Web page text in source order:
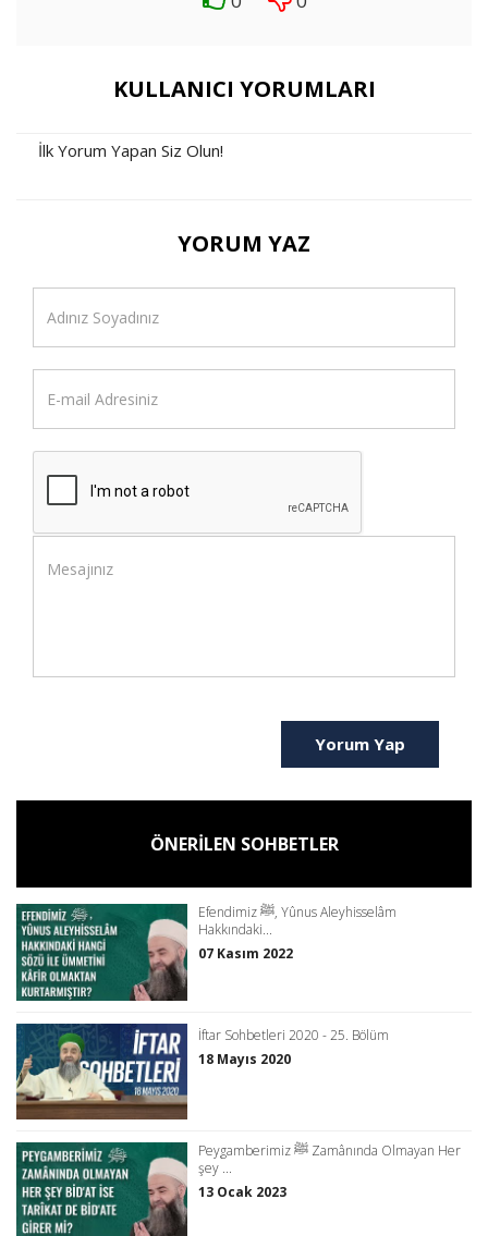
KULLANICI YORUMLARI
İlk Yorum Yapan Siz Olun!
YORUM YAZ
Yorum Yap
ÖNERİLEN SOHBETLER
Efendimiz ﷺ, Yûnus Aleyhisselâm
Hakkındaki...
07 Kasım 2022
İftar Sohbetleri 2020 - 25. Bölüm
18 Mayıs 2020
Peygamberimiz ﷺ Zamânında Olmayan Her
şey ...
13 Ocak 2023